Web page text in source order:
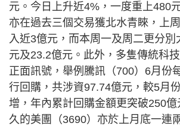
元。今日上升近4%，一度重上480
亦在過去三個交易獲北水青睞，上
入近3億元，而本周一及周二更分別
元及23.2億元。此外，多隻傳統科
正面訊號，舉例騰訊（700）6月份
行回購，共涉資97.74億元，較5月
增，年內累計回購金額更突破250
久的美團（3690）亦於上月底一連